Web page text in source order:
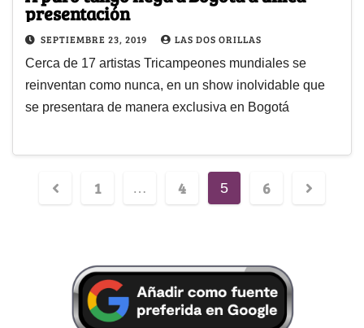
presentación
SEPTIEMBRE 23, 2019 LAS DOS ORILLAS
Cerca de 17 artistas Tricampeones mundiales se
reinventan como nunca, en un show inolvidable que
se presentara de manera exclusiva en Bogotá
1 … 4 5 6